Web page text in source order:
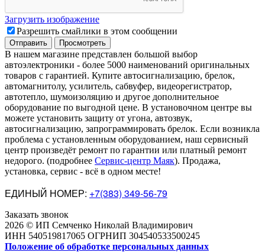
Загрузить изображение
Разрешить смайлики в этом сообщении
В нашем магазине представлен большой выбор
автоэлектроники - более 5000 наименований оригинальных
товаров с гарантией. Купите автосигнализацию, брелок,
автомагнитолу, усилитель, сабвуфер, видеорегистратор,
автотепло, шумоизоляцию и другое дополнительное
оборудование по выгодной цене. В установочном центре вы
можете установить защиту от угона, автозвук,
автосигнализацию, запрограммировать брелок. Если возникла
проблема с установленным оборудованием, наш сервисный
центр произведёт ремонт по гарантии или платный ремонт
недорого. (подробнее Сервис-центр Маяк). Продажа,
установка, сервис - всё в одном месте!
ЕДИНЫЙ НОМЕР: +7(383) 349-56-79
Заказать звонок
2026 © ИП Семченко Николай Владимирович
ИНН 540519817065 ОГРНИП 304540533500245
Положение об обработке персональных данных